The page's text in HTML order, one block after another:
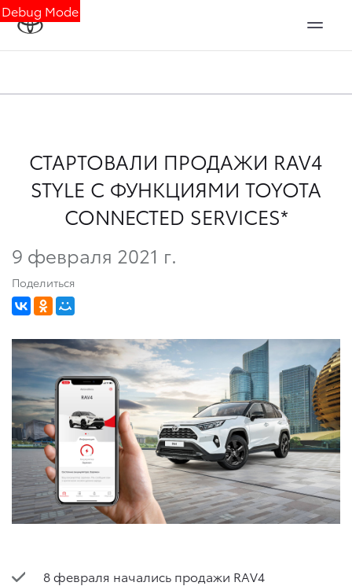
Debug Mode
СТАРТОВАЛИ ПРОДАЖИ RAV4
STYLE С ФУНКЦИЯМИ TOYOTA
CONNECTED SERVICES*
9 февраля 2021 г.
Поделиться
8 февраля начались продажи RAV4